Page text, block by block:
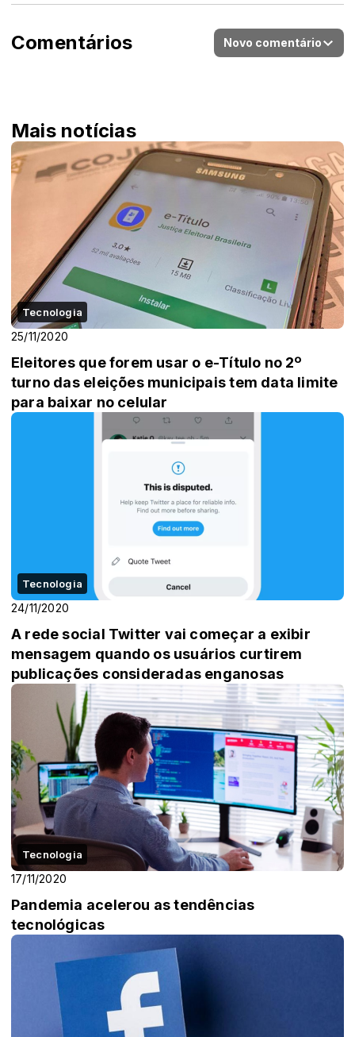
Comentários Novo comentário
Mais notícias
Tecnologia
25/11/2020
Eleitores que forem usar o e-Título no 2º
turno das eleições municipais tem data limite
para baixar no celular
Tecnologia
24/11/2020
A rede social Twitter vai começar a exibir
mensagem quando os usuários curtirem
publicações consideradas enganosas
Tecnologia
17/11/2020
Pandemia acelerou as tendências
tecnológicas